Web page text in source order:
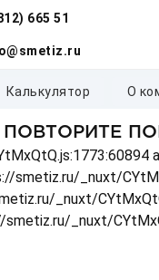
665 51
калькулятор о
_nuxt/
_nuxt/
_nuxt/